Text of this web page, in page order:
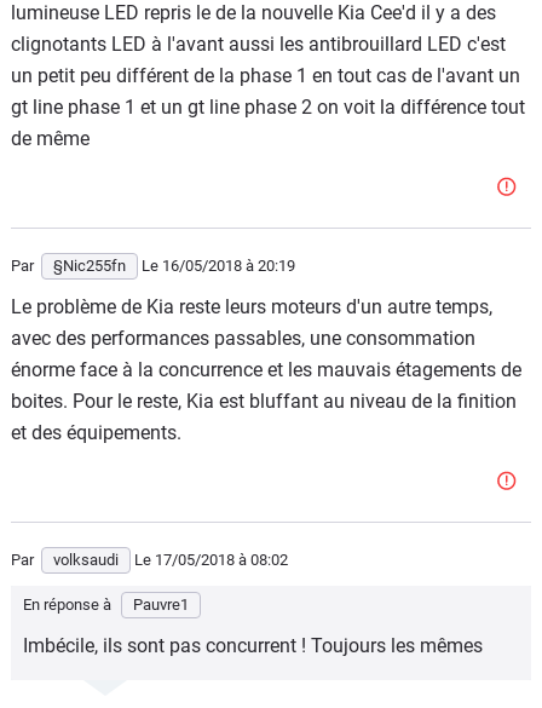
lumineuse LED repris le de la nouvelle Kia Cee'd il y a des
clignotants LED à l'avant aussi les antibrouillard LED c'est
un petit peu différent de la phase 1 en tout cas de l'avant un
gt line phase 1 et un gt line phase 2 on voit la différence tout
de même
Par §Nic255fn Le 16/05/2018 à 20:19
Le problème de Kia reste leurs moteurs d'un autre temps,
avec des performances passables, une consommation
énorme face à la concurrence et les mauvais étagements de
boites. Pour le reste, Kia est bluffant au niveau de la finition
et des équipements.
Par volksaudi Le 17/05/2018 à 08:02
En réponse à Pauvre1
Imbécile, ils sont pas concurrent ! Toujours les mêmes